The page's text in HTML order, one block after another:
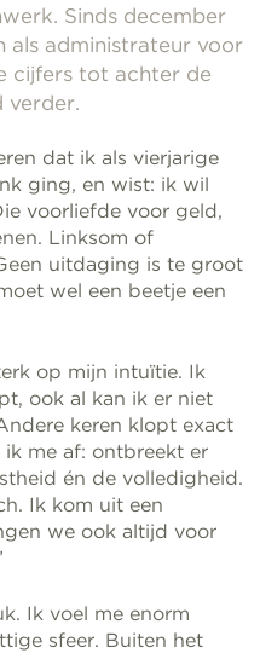
Sinds december
als administrateur voor
cijfers tot achter de
verder.
dat ik als vierjarige
ging, en wist: ik wil
voorliefde voor geld,
Linksom of
uitdaging is te groot
wel een beetje een
op mijn intuïtie. Ik
ook al kan ik er niet
keren klopt exact
me af: ontbreekt er
én de volledigheid.
Ik kom uit een
we ook altijd voor
Ik voel me enorm
sfeer. Buiten het